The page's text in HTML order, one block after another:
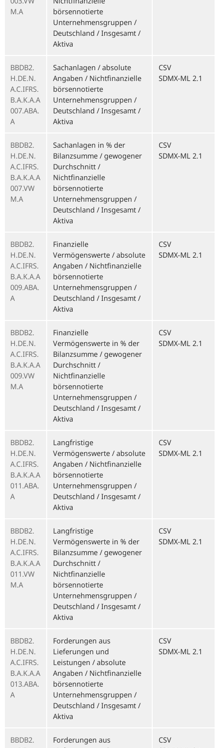
M.A
börsennotierte
Unternehmensgruppen /
Deutschland / Insgesamt /
Aktiva
BBDB2.
H.DE.N.
A.C.IFRS.
B.A.K.A.A
007.ABA.
A
Sachanlagen / absolute
Angaben / Nichtfinanzielle
börsennotierte
Unternehmensgruppen /
Deutschland / Insgesamt /
Aktiva
CSV
SDMX-ML 2.1
BBDB2.
H.DE.N.
A.C.IFRS.
B.A.K.A.A
007.VW
M.A
Sachanlagen in % der
Bilanzsumme / gewogener
Durchschnitt /
Nichtfinanzielle
börsennotierte
Unternehmensgruppen /
Deutschland / Insgesamt /
Aktiva
CSV
SDMX-ML 2.1
BBDB2.
H.DE.N.
A.C.IFRS.
B.A.K.A.A
009.ABA.
A
Finanzielle
Vermögenswerte / absolute
Angaben / Nichtfinanzielle
börsennotierte
Unternehmensgruppen /
Deutschland / Insgesamt /
Aktiva
CSV
SDMX-ML 2.1
BBDB2.
H.DE.N.
A.C.IFRS.
B.A.K.A.A
009.VW
M.A
Finanzielle
Vermögenswerte in % der
Bilanzsumme / gewogener
Durchschnitt /
Nichtfinanzielle
börsennotierte
Unternehmensgruppen /
Deutschland / Insgesamt /
Aktiva
CSV
SDMX-ML 2.1
BBDB2.
H.DE.N.
A.C.IFRS.
B.A.K.A.A
011.ABA.
A
Langfristige
Vermögenswerte / absolute
Angaben / Nichtfinanzielle
börsennotierte
Unternehmensgruppen /
Deutschland / Insgesamt /
Aktiva
CSV
SDMX-ML 2.1
BBDB2.
H.DE.N.
A.C.IFRS.
B.A.K.A.A
011.VW
M.A
Langfristige
Vermögenswerte in % der
Bilanzsumme / gewogener
Durchschnitt /
Nichtfinanzielle
börsennotierte
Unternehmensgruppen /
Deutschland / Insgesamt /
Aktiva
CSV
SDMX-ML 2.1
BBDB2.
H.DE.N.
A.C.IFRS.
B.A.K.A.A
013.ABA.
A
Forderungen aus
Lieferungen und
Leistungen / absolute
Angaben / Nichtfinanzielle
börsennotierte
Unternehmensgruppen /
Deutschland / Insgesamt /
Aktiva
CSV
SDMX-ML 2.1
BBDB2.
Forderungen aus
CSV